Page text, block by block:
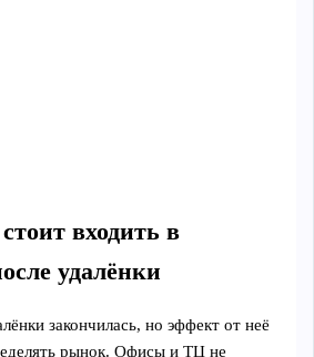
входить в
удалёнки
закончилась, но эффект от неё
рынок. Офисы и ТЦ не